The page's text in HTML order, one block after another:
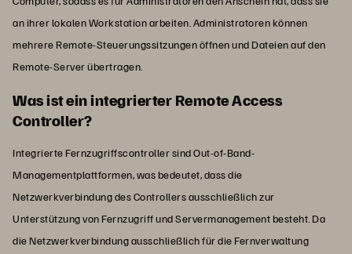
an ihrer lokalen Workstation arbeiten. Administratoren können
mehrere Remote-Steuerungssitzungen öffnen und Dateien auf den
Remote-Server übertragen.
Was ist ein integrierter Remote Access
Controller?
Integrierte Fernzugriffscontroller sind Out-of-Band-
Managementplattformen, was bedeutet, dass die
Netzwerkverbindung des Controllers ausschließlich zur
Unterstützung von Fernzugriff und Servermanagement besteht. Da
die Netzwerkverbindung ausschließlich für die Fernverwaltung